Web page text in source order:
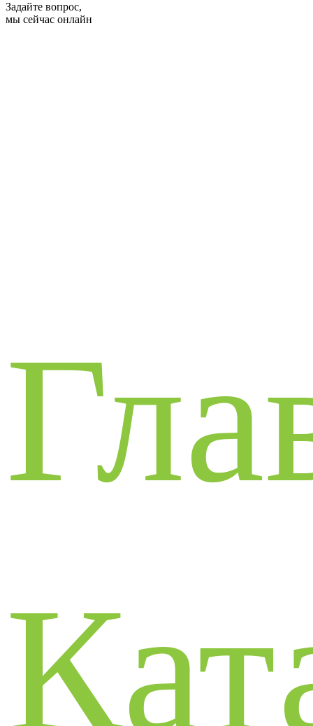
Задайте вопрос,
мы сейчас онлайн